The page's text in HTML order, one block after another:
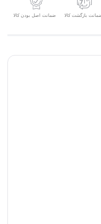
بازگشت کالا ضمانت اصل بودن کالا